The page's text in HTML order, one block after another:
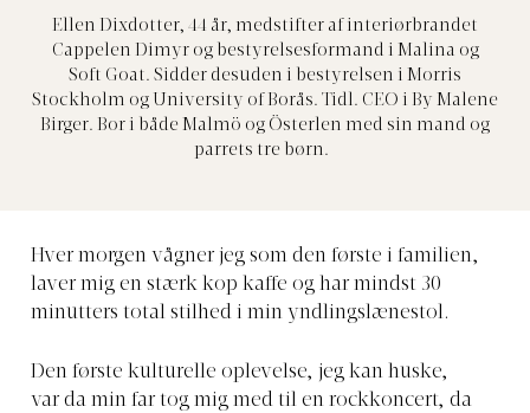
Ellen Dixdotter, 44 år, medstifter af interiørbrandet
Cappelen Dimyrog bestyrelsesformand i Malina og
Soft Goat. Sidder desuden i bestyrelsen i Morris
Stockholm og University of Borås. Tidl. CEO i By Malene
Birger. Bor i både Malmö og Österlen med sin mand og
parrets tre børn.
Hver morgen vågner jeg som den første i familien,
laver mig en stærk kop kaffe og har mindst 30
minutters total stilhed i min yndlingslænestol.
Den første kulturelle oplevelse, jeg kan huske,
var da min far tog mig med til en rockkoncert, da